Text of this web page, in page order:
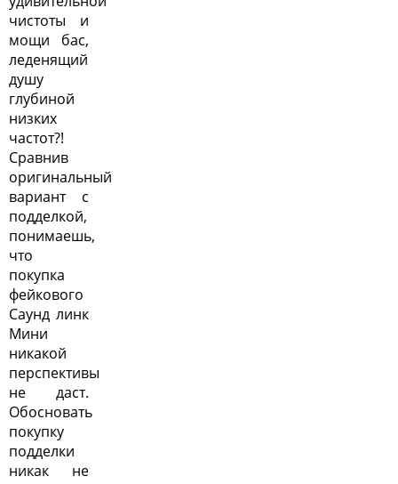
чистоты и
мощи бас,
леденящий
душу
глубиной
низких
частот?!
Сравнив
оригинальный
вариант с
подделкой,
понимаешь,
что
покупка
фейкового
Саунд линк
Мини
никакой
перспективы
не даст.
Обосновать
покупку
подделки
никак не